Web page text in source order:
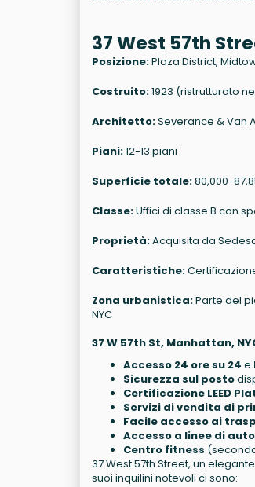
37 West 57th
Posizione:Plaza District,
Costruito:1923 (ristrutturato
Architetto:Severance & Van
Piani:12-13 piani
Superficie totale:80,000-
Classe:Uffici di classe B con
Proprietà:Acquisita da
Caratteristiche:
Zona urbanistica:Parte del
NYC
37 W 57th St, Manhattan,
Accesso 24 ore su 24 e
Sicurezza sul posto
Certificazione LEED
Servizi di vendita di
Facile accesso ai
Accesso a linee di
Centro fitness
37 West 57th Street, un
suoi inquilini notevoli ci sono: